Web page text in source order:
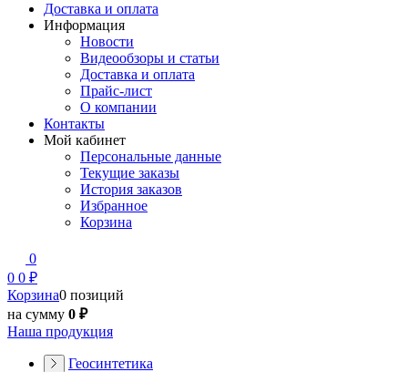
Доставка и оплата
Информация
Новости
Видеообзоры и статьи
Доставка и оплата
Прайс-лист
О компании
Контакты
Мой кабинет
Персональные данные
Текущие заказы
История заказов
Избранное
Корзина
0
0 0 ₽
Корзина0 позиций
на сумму 0 ₽
Наша продукция
Геосинтетика